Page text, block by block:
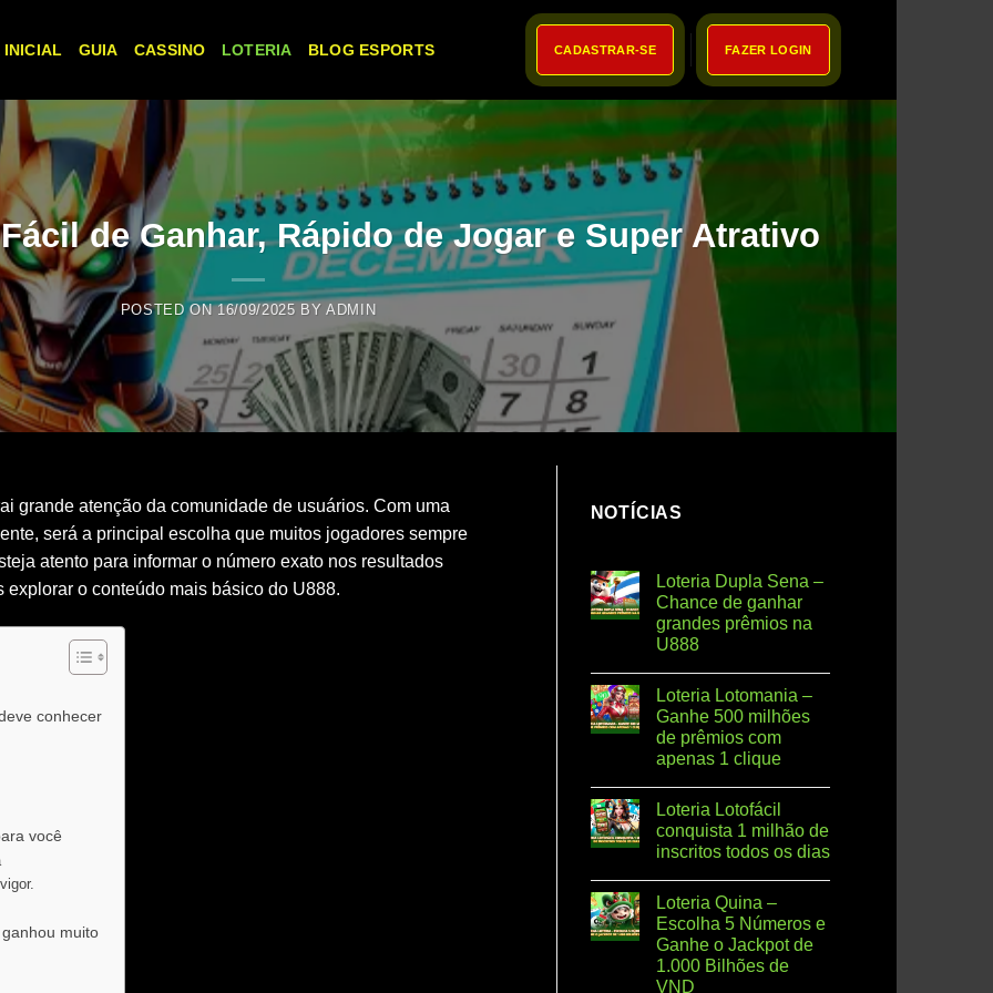
INICIAL GUIA CASSINO LOTERIA BLOG ESPORTS CADASTRAR-SE FAZER LOGIN
de Ganhar, Rápido de Jogar e Super Atrativo
POSTED ON16/09/2025 BYADMIN
grande atenção da comunidade de usuários. Com uma
será a principal escolha que muitos jogadores sempre
atento para informar o número exato nos resultados
o conteúdo mais básico do U888.
conhecer
você
muito
NOTÍCIAS
Loteria Dupla Sena –
Chance de ganhar
grandes prêmios na
U888
em
Loteria
Dupla
Sena
–
Chance
grandes
prêmios
na
U888
Loteria Lotomania –
Ganhe 500 milhões
de prêmios com
apenas 1 clique
em
Lotomania
–
500
milhões
de
prêmios
com
apenas
1
clique
Loteria Lotofácil
conquista 1 milhão de
inscritos todos os dias
em
Loteria
Lotofácil
conquista
1
milhão
de
Loteria Quina –
Escolha 5 Números e
Ganhe o Jackpot de
1.000 Bilhões de
VND